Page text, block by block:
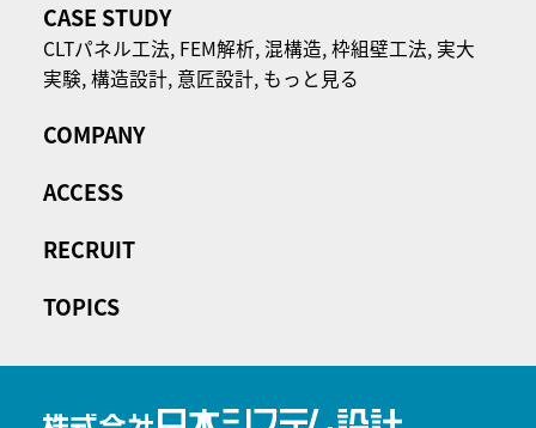
CASE STUDY
CLTパネル⼯法, FEM解析,混構造,枠組壁工法, 実大
実験,構造設計, 意匠設計, もっと見る
COMPANY
ACCESS
RECRUIT
TOPICS